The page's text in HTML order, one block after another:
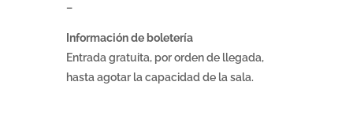
–
Información de boletería
Entrada gratuita, por orden de llegada,
hasta agotar la capacidad de la sala.